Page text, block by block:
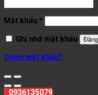
Mật khẩu *
Ghi nhớ mật khẩu
Quên mật khẩu?
0936135079